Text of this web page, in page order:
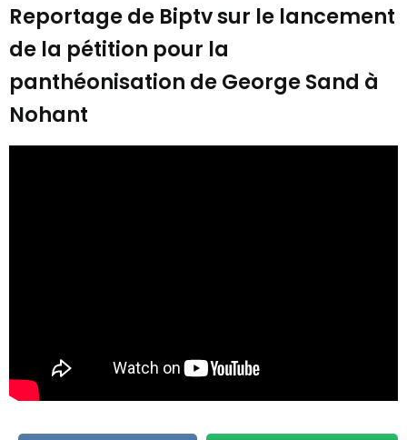
Reportage de Biptv sur le lancement
de la pétition pour la
panthéonisation de George Sand à
Nohant